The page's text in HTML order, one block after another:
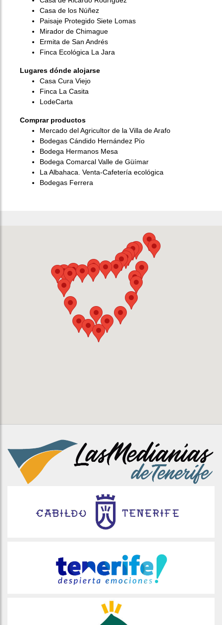
Casa de los Núñez
Paisaje Protegido Siete Lomas
Mirador de Chimague
Ermita de San Andrés
Finca Ecológica La Jara
Lugares dónde alojarse
Casa Cura Viejo
Finca La Casita
LodeCarta
Comprar productos
Mercado del Agricultor de la Villa de Arafo
Bodegas Cándido Hernández Pío
Bodega Hermanos Mesa
Bodega Comarcal Valle de Güímar
La Albahaca. Venta-Cafetería ecológica
Bodegas Ferrera